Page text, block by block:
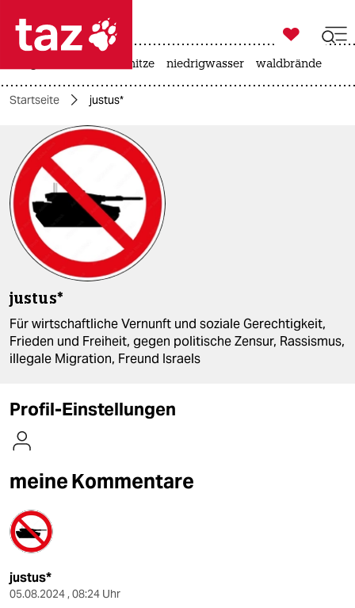
 taz zahl ich
themen
politik
öko
gesellschaft
kultur
sport
berlin
wahrheit
veranstaltungen
shop
fragen & hilfe

taz zahl ich
hitze niedrigwasser waldbrände
Startseite justus*
justus*
Für wirtschaftliche Vernunft und soziale Gerechtigkeit,
Frieden und Freiheit, gegen politische Zensur, Rassismus,
illegale Migration, Freund Israels
Profil-Einstellungen
meine Kommentare
justus*
05.08.2024 , 08:24 Uhr